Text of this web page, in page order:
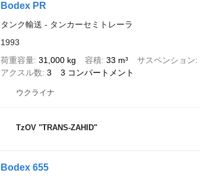
Bodex PR
タンク輸送 - タンカーセミトレーラ
1993
荷重容量 31,000 kg 容積 33 m³ サスペンション
アクスル数 3 3 コンパートメント
ウクライナ
TzOV "TRANS-ZAHID"
Bodex 655